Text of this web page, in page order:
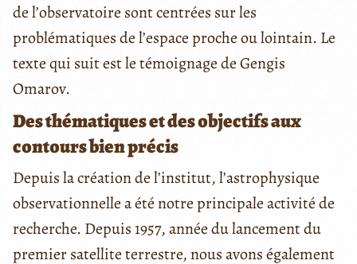
de l’observatoire sont centrées sur les
problématiques de l’espace proche ou lointain. Le
texte qui suit est le témoignage de Gengis
Omarov.
Des thématiques et des objectifs aux
contours bien précis
Depuis la création de l’institut, l’astrophysique
observationnelle a été notre principale activité de
recherche. Depuis 1957, année du lancement du
premier satellite terrestre, nous avons également